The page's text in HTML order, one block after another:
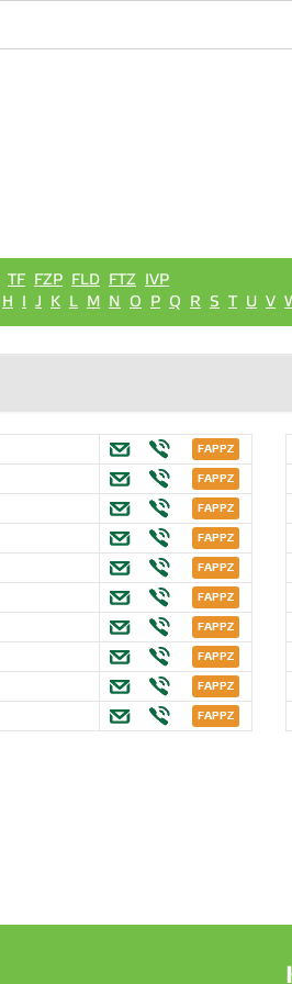
TF FZP FLD FTZ IVP
H I J K L M N O P Q R S T U V